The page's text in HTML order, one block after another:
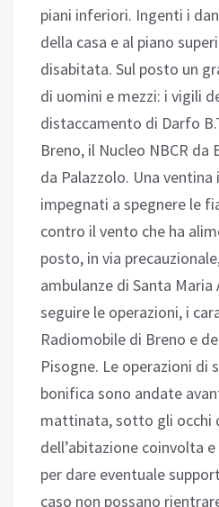
piani inferiori. Ingenti i
della casa e al piano
disabitata. Sul posto un
di uomini e mezzi: i vigili
distaccamento di Darfo
Breno, il Nucleo NBCR da
da Palazzolo. Una
impegnati a spegnere le
contro il vento che ha
posto, in via
ambulanze di Santa
seguire le operazioni, i
Radiomobile di Breno e
Pisogne. Le operazioni di
bonifica sono andate
mattinata, sotto gli occhi
dell’abitazione coinvolta
per dare eventuale
caso non possano